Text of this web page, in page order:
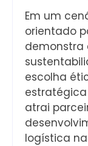
Em um
orientado
demonstra
escolha
atrai
logística